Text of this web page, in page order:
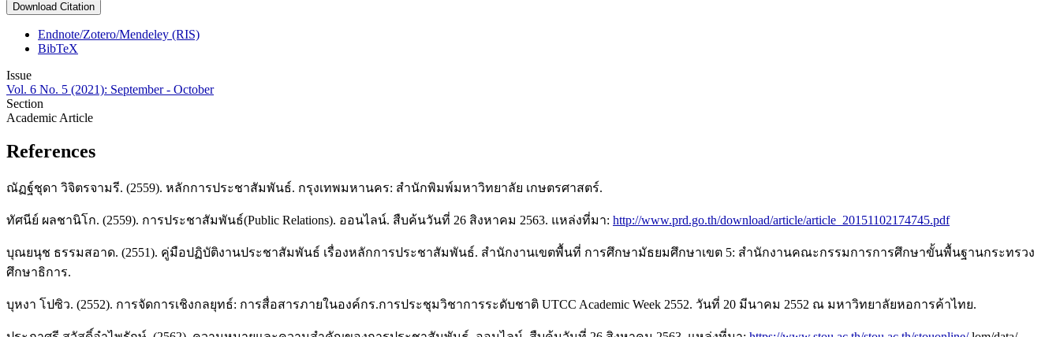
Download Citation
Endnote/Zotero/Mendeley (RIS)
BibTeX
Issue
Vol. 6 No. 5 (2021): September - October
Section
Academic Article
References
ณัฏฐ์ชุดา วิจิตรจามรี. (2559). หลักการประชาสัมพันธ์. กรุงเทพมหานคร: สำนักพิมพ์มหาวิทยาลัย เกษตรศาสตร์.
ทัศนีย์ ผลชานิโก. (2559). การประชาสัมพันธ์(Public Relations). ออนไลน์. สืบค้นวันที่ 26 สิงหาคม 2563. แหล่งที่มา: http://www.prd.go.th/download/article/article_20151102174745.pdf
บุณยนุช ธรรมสอาด. (2551). คู่มือปฏิบัติงานประชาสัมพันธ์ เรื่องหลักการประชาสัมพันธ์. สำนักงานเขตพื้นที่ การศึกษามัธยมศึกษาเขต 5: สำนักงานคณะกรรมการการศึกษาขั้นพื้นฐานกระทรวง
ศึกษาธิการ.
บุหงา โปซิว. (2552). การจัดการเชิงกลยุทธ์: การสื่อสารภายในองค์กร.การประชุมวิชาการระดับชาติ UTCC Academic Week 2552. วันที่ 20 มีนาคม 2552 ณ มหาวิทยาลัยหอการค้าไทย.